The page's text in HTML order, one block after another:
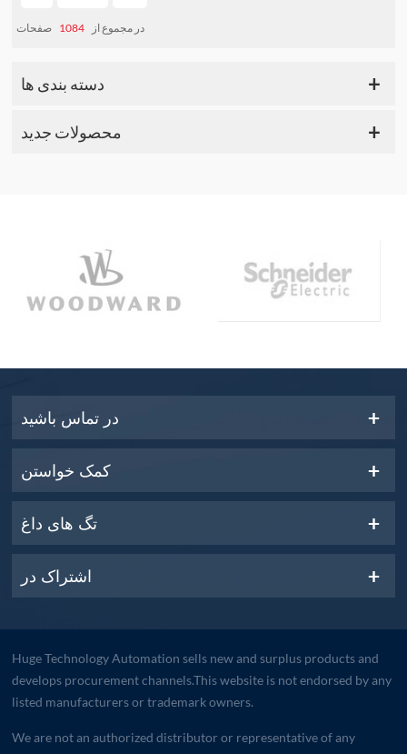
در مجموع از 1084 صفحات
دسته بندی ها
محصولات جدید
در تماس باشید
کمک خواستن
تگ های داغ
اشتراک در
Huge Technology Automation sells new and surplus products and
develops procurement channels.This website is not endorsed by any
listed manufacturers or trademark owners.
We are not an authorized distributor or representative of any